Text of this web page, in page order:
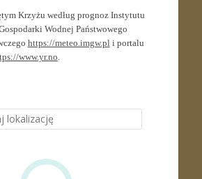
Krzyżu według prognoz Instytutu
Wodnej Państwowego
https://meteo.imgw.pl i portalu
www.yr.no.